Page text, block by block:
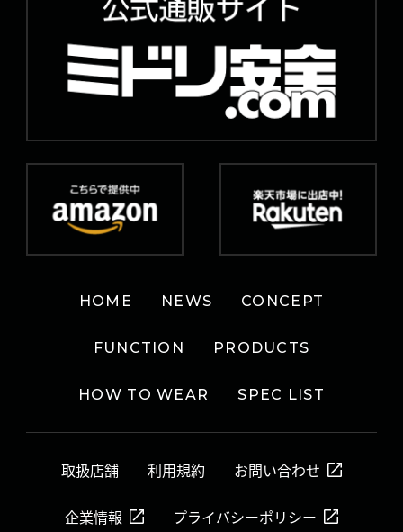
HOME NEWS CONCEPT
FUNCTION PRODUCTS
HOW TO WEAR SPEC LIST
取扱店舗 利用規約 お問い合わせ
企業情報 プライバシーポリシー